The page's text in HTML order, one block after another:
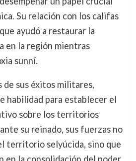
Su relación con los califas
ayudó a restaurar la
en la región mientras
sunní.
de sus éxitos militares,
habilidad para establecer el
sobre los territorios
su reinado, sus fuerzas no
territorio selyúcida, sino que